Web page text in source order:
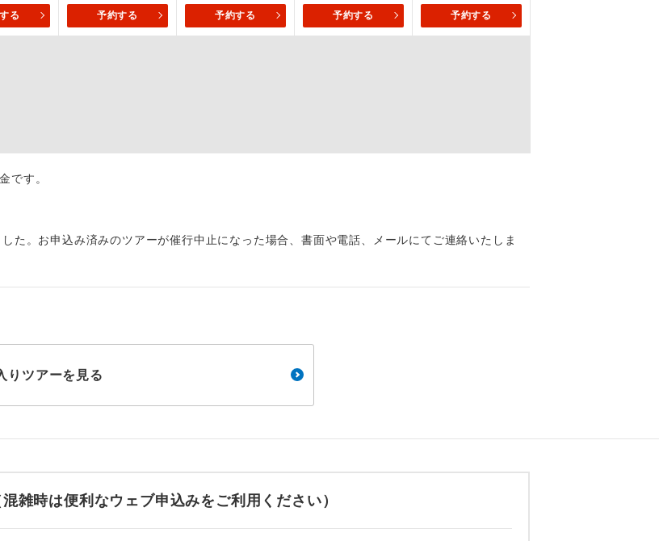
る 予約する 予約する 予約する 予約する
です。
た。お申込み済みのツアーが催行中止になった場合、書面や電話、メールにてご連絡いたしま
りツアーを見る
雑時は便利なウェブ申込みをご利用ください）
ご宿泊ホテルに露天風呂が付いています。
周りの音を気にせず、ガイドさんの説明をじっくり聞くこと
1名様から出発可能な個人型プランです。
1名様1室利用でも追加料金がかからないコースです。
ご夫婦限定でご参加いただけるコースです。
利用航空会社が指定なので、ご出発の計画にとても便利で
す。